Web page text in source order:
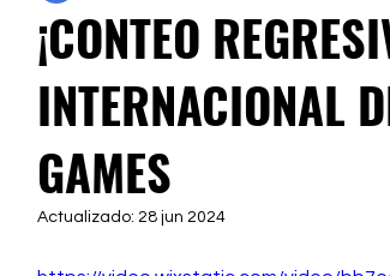
¡CONTEO
INTERNACIONAL
GAMES
Actualizado: 28 jun 2024